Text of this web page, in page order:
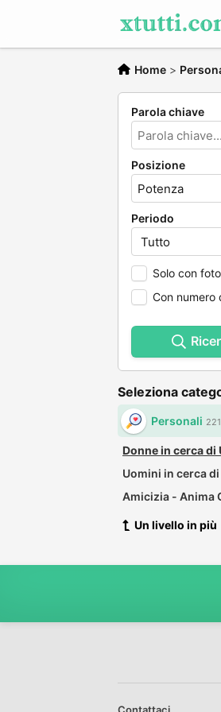
Home >
Parola chiave
Posizione
Periodo
Solo con foto
Con numero
Seleziona
Personali
Donne in cerca di
Uomini in cerca
Amicizia - Anima
Un livello in più